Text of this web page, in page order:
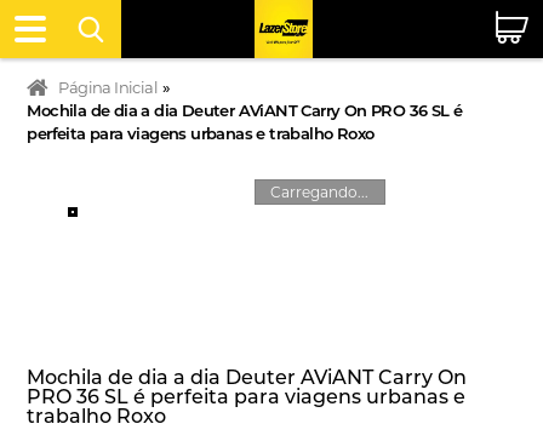
Página Inicial »
Mochila de dia a dia Deuter AViANT Carry On PRO 36 SL é
perfeita para viagens urbanas e trabalho Roxo
Carregando...
Mochila de dia a dia Deuter AViANT Carry On
PRO 36 SL é perfeita para viagens urbanas e
trabalho Roxo